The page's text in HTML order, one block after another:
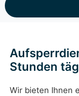
Stunden
Wir bieten Ihnen